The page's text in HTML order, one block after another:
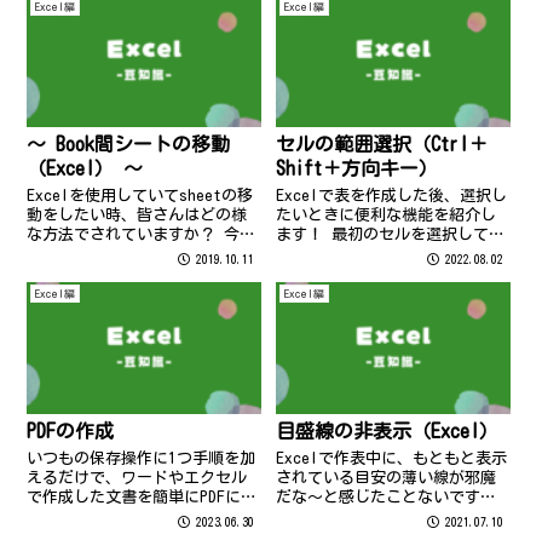
Excel編
～ Book間シートの移動
（Excel） ～
Excelを使用していてsheetの移
動をしたい時、皆さんはどの様
な方法でされていますか？ 今回
はドラッグ一つで移動できる方
下記の様に移動させたいsheetの
BOOKと移動先のBOOKを並べま
す。 後はshe...
2019.10.11
Excel編
セルの範囲選択（Ctrl＋
Shift＋方向キー）
Excelで表を作成した後、選択し
たいときに便利な機能を紹介し
ます！ 最初のセルを選択してか
ら Ctrl ＋ shift ＋ ↓（方
ルまで一列選択できますよ！ 試
してみてくださいね( *´艸｀)
ちなみにセルを...
2022.08.02
Excel編
PDFの作成
いつもの保存操作に1つ手順を加
えるだけで、ワードやエクセル
で作成した文書を簡単にPDFにす
2023.06.30
Excel編
目盛線の非表示（Excel）
Excelで作表中に、もともと表示
されている目安の薄い線が邪魔
だな～と感じたことないです
か？ そんなときは・・・ 「表
2021.07.10